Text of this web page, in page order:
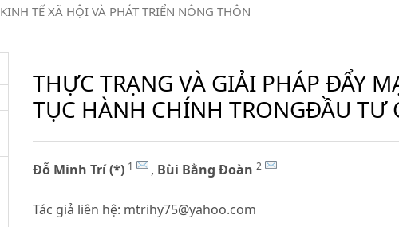
KINH TẾ XÃ HỘI VÀ PHÁT TRIỂN NÔNG THÔN
THỰC TRẠNG VÀ GIẢI PHÁP ĐẨY
TỤC HÀNH CHÍNH TRONGĐẦU TƯ
Đỗ Minh Trí (*) 1 , Bùi Bằng Đoàn 2
Tác giả liên hệ: mtrihy75@yahoo.com